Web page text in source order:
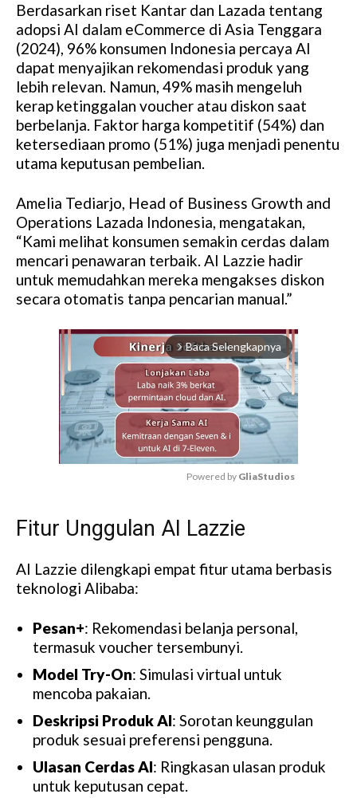
Berdasarkan riset Kantar dan Lazada tentang
adopsi AI dalam eCommerce di Asia Tenggara
(2024), 96% konsumen Indonesia percaya AI
dapat menyajikan rekomendasi produk yang
lebih relevan. Namun, 49% masih mengeluh
kerap ketinggalan voucher atau diskon saat
berbelanja. Faktor harga kompetitif (54%) dan
ketersediaan promo (51%) juga menjadi penentu
utama keputusan pembelian.
Amelia Tediarjo, Head of Business Growth and
Operations Lazada Indonesia, mengatakan,
“Kami melihat konsumen semakin cerdas dalam
mencari penawaran terbaik. AI Lazzie hadir
untuk memudahkan mereka mengakses diskon
secara otomatis tanpa pencarian manual.”
arrow_forward_ios Baca Selengkapnya
u
Powered by GliaStudios
Fitur Unggulan AI Lazzie
AI Lazzie dilengkapi empat fitur utama berbasis
teknologi Alibaba:
Pesan+: Rekomendasi belanja personal,
termasuk voucher tersembunyi.
Model Try-On: Simulasi virtual untuk
mencoba pakaian.
Deskripsi Produk AI: Sorotan keunggulan
produk sesuai preferensi pengguna.
Ulasan Cerdas AI: Ringkasan ulasan produk
untuk keputusan cepat.